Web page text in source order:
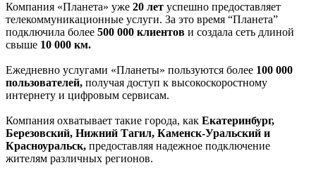
Компания «Планета» уже 20 лет успешно предоставляет
телекоммуникационные услуги. За это время “Планета”
подключила более 500 000 клиентов и создала сеть длиной
свыше 10 000 км.
Ежедневно услугами «Планеты» пользуются более 100 000
пользователей, получая доступ к высокоскоростному
интернету и цифровым сервисам.
Компания охватывает такие города, как Екатеринбург,
Березовский, Нижний Тагил, Каменск-Уральский и
Красноуральск, предоставляя надежное подключение
жителям различных регионов.